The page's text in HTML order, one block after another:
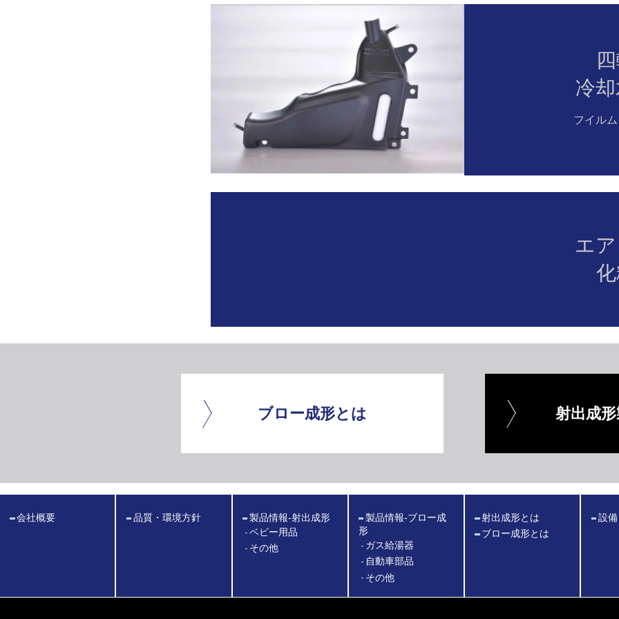
冷
フイル
エ
ブロー成形とは 射出成
会社概要 品質・環境方針 製品情報-射出成形
ベビー用品
その他
製品情報-ブロー成
形
ガス給湯器
自動車部品
その他
射出成形とは
ブロー成形とは
設備